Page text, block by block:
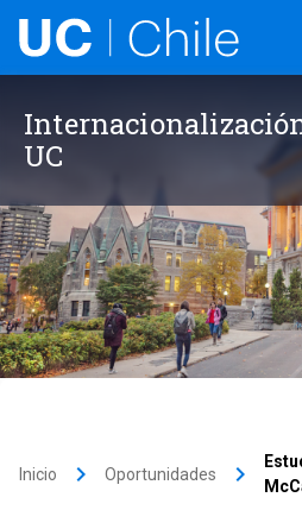
UC
Inicio keyboard_arrow_right Oportunidades keyboard_arrow_right